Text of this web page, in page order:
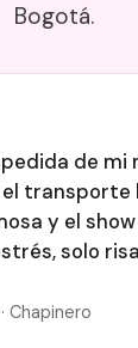
Bogotá.
de mi
transporte
y el
solo
Chapinero